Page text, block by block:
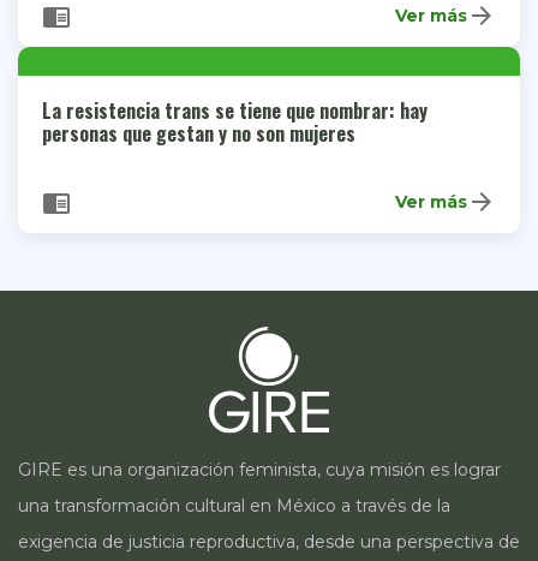
chrome_reader_mode Ver más arrow_forward
La resistencia trans se tiene que nombrar: hay
personas que gestan y no son mujeres
chrome_reader_mode Ver más arrow_forward
GIRE es una organización feminista, cuya misión es lograr
una transformación cultural en México a través de la
exigencia de justicia reproductiva, desde una perspectiva de